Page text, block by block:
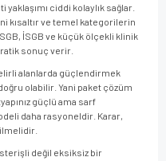
ciddi kolaylık sağlar.
kısaltır ve temel kategorilerin
İSGB ve küçük ölçekli klinik
sonuç verir.
alanlarda güçlendirmek
olabilir. Yani paket çözüm
güçlü ama sarf
daha rasyoneldir. Karar,
değil eksiksiz bir